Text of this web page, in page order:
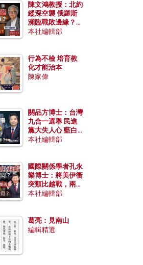
陳文鴻教授：北約
縱深空襲 俄羅斯
瀕臨戰敗邊緣？中
國零部件能左右戰
本社編輯部
行為不檢 培育教
化才能治本
陳家偉
關品方博士：台灣
九合一選舉 民進
黨大失人心 藍白
合作有望拿下七成
本社編輯部
國際關係學者孔永
樂博士：將美伊衝
突類比越戰，兩者
有何異同？中國崛
本社編輯部
葛亮：見南山
編輯精選